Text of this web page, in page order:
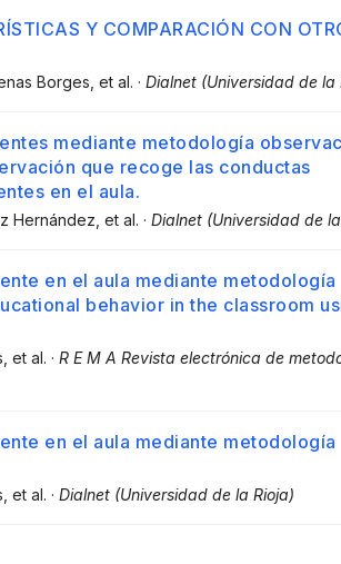
Y COMPARACIÓN CON
Borges , et al. · Dialnet (Universidad de la
mediante metodología
que recoge las conductas
en el aula.
Hernández , et al. · Dialnet (Universidad de
en el aula mediante metodología
behavior in the classroom
, et al. · R E M A Revista electrónica de
en el aula mediante metodología
, et al. · Dialnet (Universidad de la Rioja)